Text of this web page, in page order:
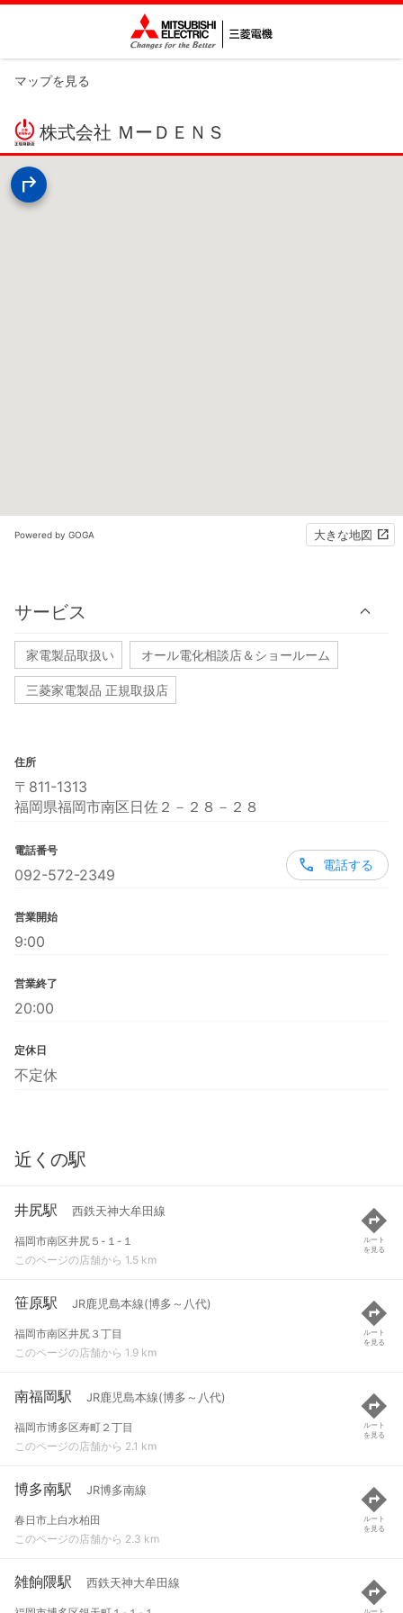
マップを見る
株式会社 ＭーＤＥＮＳ
Powered by GOGA 大きな地図
サービス
家電製品取扱い オール電化相談店＆ショールーム
三菱家電製品 正規取扱店
住所
〒811-1313
福岡県福岡市南区日佐２－２８－２８
電話番号
092-572-2349
電話する
営業開始
9:00
営業終了
20:00
定休日
不定休
近くの駅
井尻駅 西鉄天神大牟田線
福岡市南区井尻５-１-１
このページの店舗から 1.5 km
ルート
を見る
笹原駅 JR鹿児島本線(博多～八代)
福岡市南区井尻３丁目
このページの店舗から 1.9 km
ルート
を見る
南福岡駅 JR鹿児島本線(博多～八代)
福岡市博多区寿町２丁目
このページの店舗から 2.1 km
ルート
を見る
博多南駅 JR博多南線
春日市上白水柏田
このページの店舗から 2.3 km
ルート
を見る
雑餉隈駅 西鉄天神大牟田線